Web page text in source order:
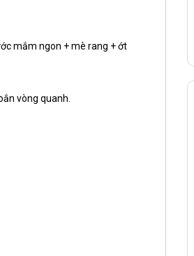
mắm ngon + mè rang + ớt
vòng quanh.